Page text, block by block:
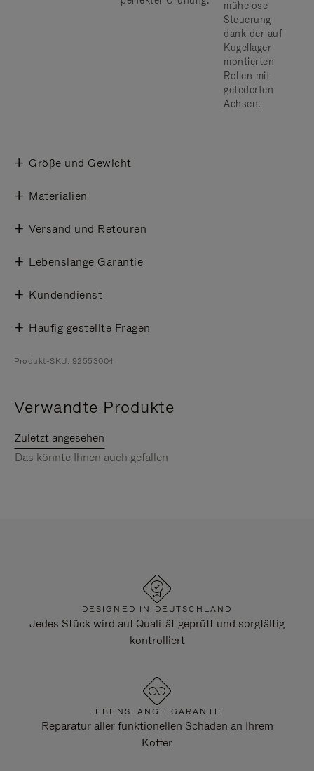
mühelose
Steuerung
dank der auf
Kugellager
montierten
Rollen mit
gefederten
Achsen.
Größe und Gewicht
Materialien
Versand und Retouren
Lebenslange Garantie
Kundendienst
Häufig gestellte Fragen
Produkt-SKU: 92553004
Verwandte Produkte
Zuletzt angesehen
Das könnte Ihnen auch gefallen
DESIGNED IN DEUTSCHLAND
Jedes Stück wird auf Qualität geprüft und sorgfältig
kontrolliert
LEBENSLANGE GARANTIE
Reparatur aller funktionellen Schäden an Ihrem
Koffer